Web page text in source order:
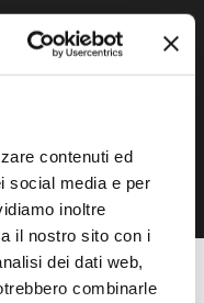
contenuti ed
social media e per
inoltre
il nostro sito con i
dei dati web,
combinarle